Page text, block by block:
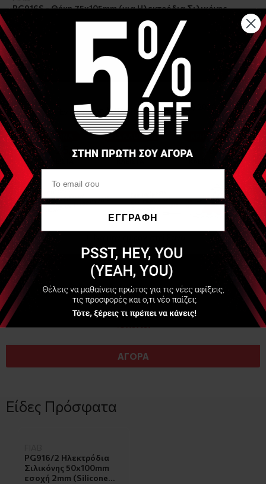
PG916S - Θήκη 75x105mm (για Ηλεκτρόδια Σιλικόνης
50x100mm) (Electrode Holding bag)
Διαθέσιμο
2,45 €
+8 Πόντοι
ΑΓΟΡΑ
Είδες Πρόσφατα
PG916/2 Ηλεκτρόδια
Σιλικόνης 50x100mm
εσοχή 2mm (Silicone
ΕΓΓΡΑΦΗ